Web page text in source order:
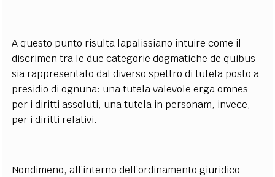
A questo punto risulta lapalissiano intuire come il
discrimen tra le due categorie dogmatiche de quibus
sia rappresentato dal diverso spettro di tutela posto a
presidio di ognuna: una tutela valevole erga omnes
per i diritti assoluti, una tutela in personam, invece,
per i diritti relativi.
Nondimeno, all’interno dell’ordinamento giuridico